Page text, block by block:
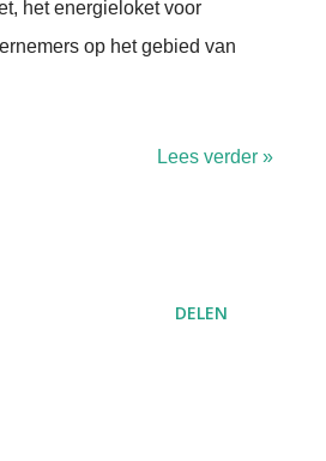
het energieloket voor
op het gebied van
Lees verder »
DELEN